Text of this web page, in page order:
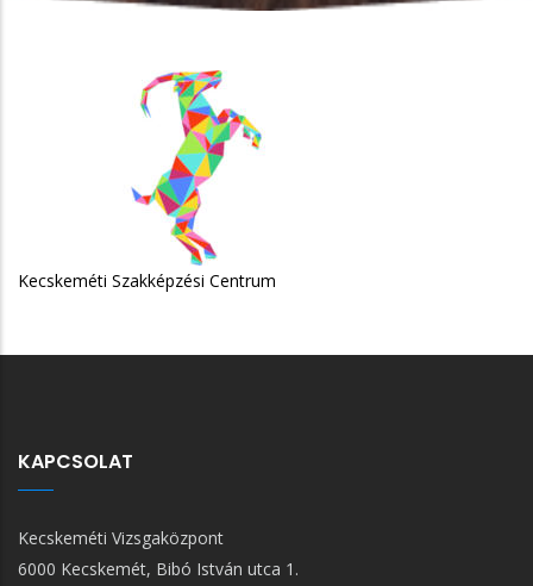
KAPCSOLAT
Kecskeméti Vizsgaközpont
6000 Kecskemét, Bibó István utca 1.